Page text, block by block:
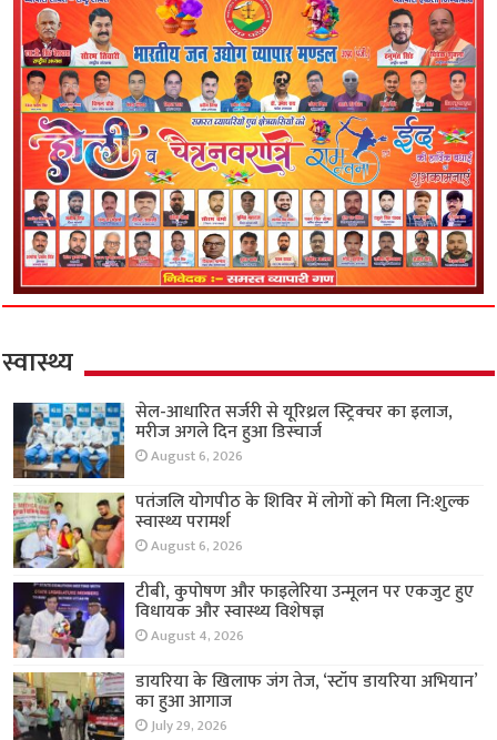
स्वास्थ्य
सेल-आधारित सर्जरी से यूरिथ्रल स्ट्रिक्चर का इलाज,
मरीज अगले दिन हुआ डिस्चार्ज
August 6, 2026
पतंजलि योगपीठ के शिविर में लोगों को मिला नि:शुल्क
स्वास्थ्य परामर्श
August 6, 2026
टीबी, कुपोषण और फाइलेरिया उन्मूलन पर एकजुट हुए
विधायक और स्वास्थ्य विशेषज्ञ
August 4, 2026
डायरिया के खिलाफ जंग तेज, ‘स्टॉप डायरिया अभियान’
का हुआ आगाज
July 29, 2026